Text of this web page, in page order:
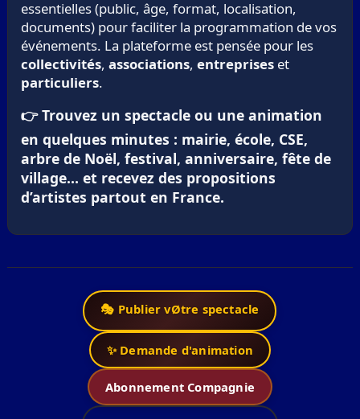
essentielles (public, âge, format, localisation,
documents) pour faciliter la programmation de vos
événements. La plateforme est pensée pour les
collectivités, associations, entrepriseset
particuliers.
👉 Trouvez un spectacle ou une animation
en quelques minutes : mairie, école, CSE,
arbre de Noël, festival, anniversaire, fête de
village… et recevez des propositions
d’artistes partout en France.
🎭 Publier vØtre spectacle
✨ Demande d'animation
Abonnement Compagnie